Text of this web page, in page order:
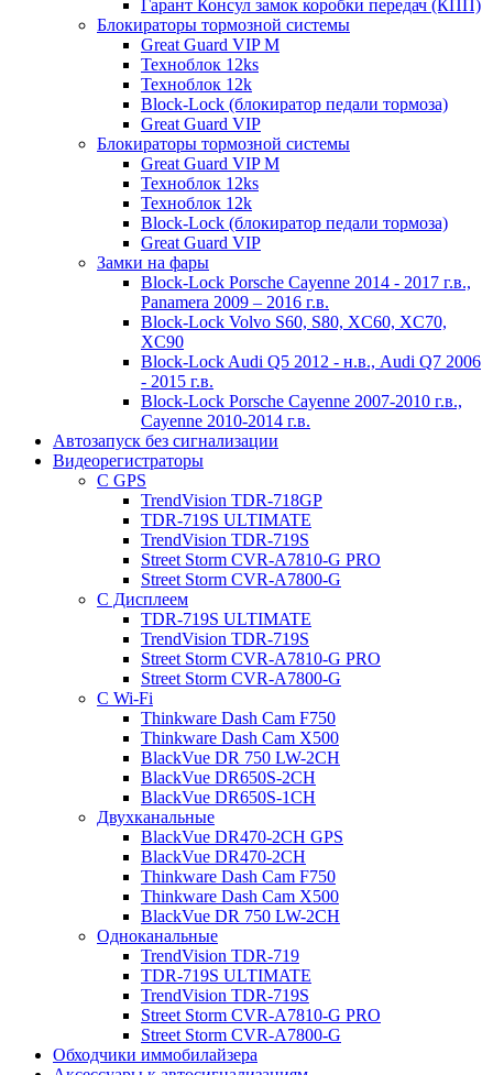
Гарант Консул замок коробки передач (КПП)
Блокираторы тормозной системы
Great Guard VIP M
Техноблок 12ks
Техноблок 12k
Block-Lock (блокиратор педали тормоза)
Great Guard VIP
Блокираторы тормозной системы
Great Guard VIP M
Техноблок 12ks
Техноблок 12k
Block-Lock (блокиратор педали тормоза)
Great Guard VIP
Замки на фары
Block-Lock Porsche Cayenne 2014 - 2017 г.в.,
Panamera 2009 – 2016 г.в.
Block-Lock Volvo S60, S80, XC60, XC70,
XC90
Block-Lock Audi Q5 2012 - н.в., Audi Q7 2006
- 2015 г.в.
Block-Lock Porsche Cayenne 2007-2010 г.в.,
Cayenne 2010-2014 г.в.
Автозапуск без сигнализации
Видеорегистраторы
С GPS
TrendVision TDR-718GP
TDR-719S ULTIMATE
TrendVision TDR-719S
Street Storm CVR-A7810-G PRO
Street Storm CVR-A7800-G
С Дисплеем
TDR-719S ULTIMATE
TrendVision TDR-719S
Street Storm CVR-A7810-G PRO
Street Storm CVR-A7800-G
С Wi-Fi
Thinkware Dash Cam F750
Thinkware Dash Cam X500
BlackVue DR 750 LW-2CH
BlackVue DR650S-2CH
BlackVue DR650S-1CH
Двухканальные
BlackVue DR470-2CH GPS
BlackVue DR470-2CH
Thinkware Dash Cam F750
Thinkware Dash Cam X500
BlackVue DR 750 LW-2CH
Одноканальные
TrendVision TDR-719
TDR-719S ULTIMATE
TrendVision TDR-719S
Street Storm CVR-A7810-G PRO
Street Storm CVR-A7800-G
Обходчики иммобилайзера